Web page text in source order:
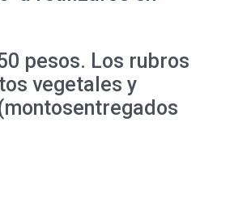
pesos. Los rubros
vegetales y